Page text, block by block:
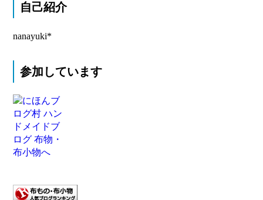
自己紹介
nanayuki*
参加しています